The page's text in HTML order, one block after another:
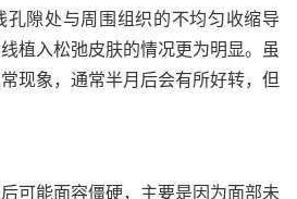
孔隙处与周围组织的不均匀收缩导
植入松弛皮肤的情况更为明显。虽
现象，通常半月后会有所好转，但
可能面容僵硬，主要是因为面部未